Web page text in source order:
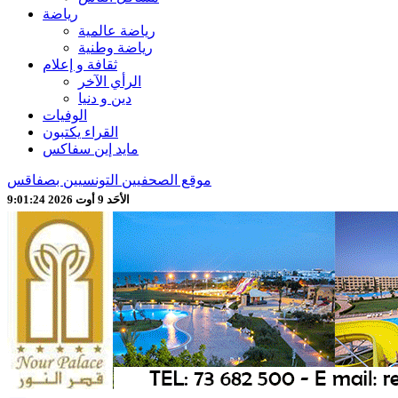
رياضة
رياضة عالمية
رياضة وطنية
ثقافة و إعلام
الرأي الآخر
دين و دنيا
الوفيات
القراء يكتبون
مايد إين سفاكس
موقع الصحفيين التونسيين بصفاقس
الأحَد 9 أوت 2026 9:01:27